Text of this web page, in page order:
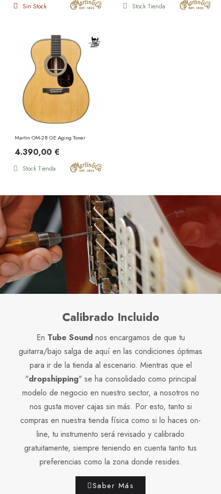
Sin Stock Stock Tienda
Martin OM-28 GE Aging Toner
4.390,00 €
Stock Tienda
Calibrado Incluido
En Tube Soundnos encargamos de que tu
guitarra/bajo salga de aquí en las condiciones óptimas
para ir de la tienda al escenario. Mientras que el
"dropshipping" se ha consolidado como principal
modelo de negocio en nuestro sector, a nosotros no
nos gusta mover cajas sin más. Por esto, tanto si
compras en nuestra tienda física como si lo haces on-
line, tu instrumento será revisado y calibrado
gratuitamente, siempre teniendo en cuenta tanto tus
preferencias como la zona donde resides.
Saber Más